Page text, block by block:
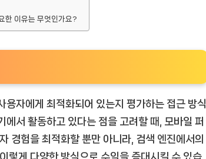
한 이유는 무엇인가요?
자에게 최적화되어 있는지 평가하는 접근 방식
서 활동하고 있다는 점을 고려할 때, 모바일 퍼
경험을 최적화할 뿐만 아니라, 검색 엔진에서의
렇게 다양한 방식으로 수익을 증대시킬 수 있습